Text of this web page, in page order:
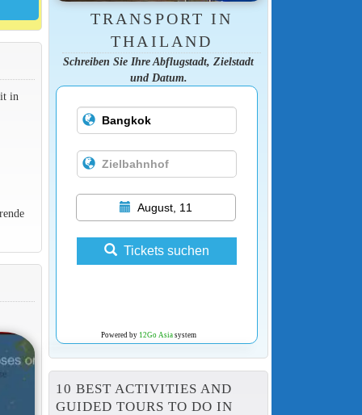
in
TRANSPORT IN
THAILAND
Schreiben Sie Ihre Abflugstadt, Zielstadt
und Datum.
August, 11
Tickets suchen
Powered by 12Go Asiasystem
10 BEST ACTIVITIES AND
GUIDED TOURS TO DO IN